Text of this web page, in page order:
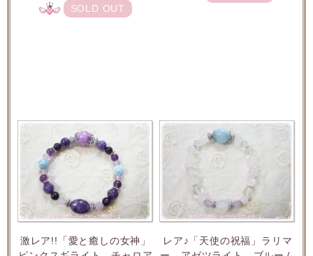
SOLD OUT
激レア!!「愛と癒しの女神」
レア♪「天使の祝福」ラリマ